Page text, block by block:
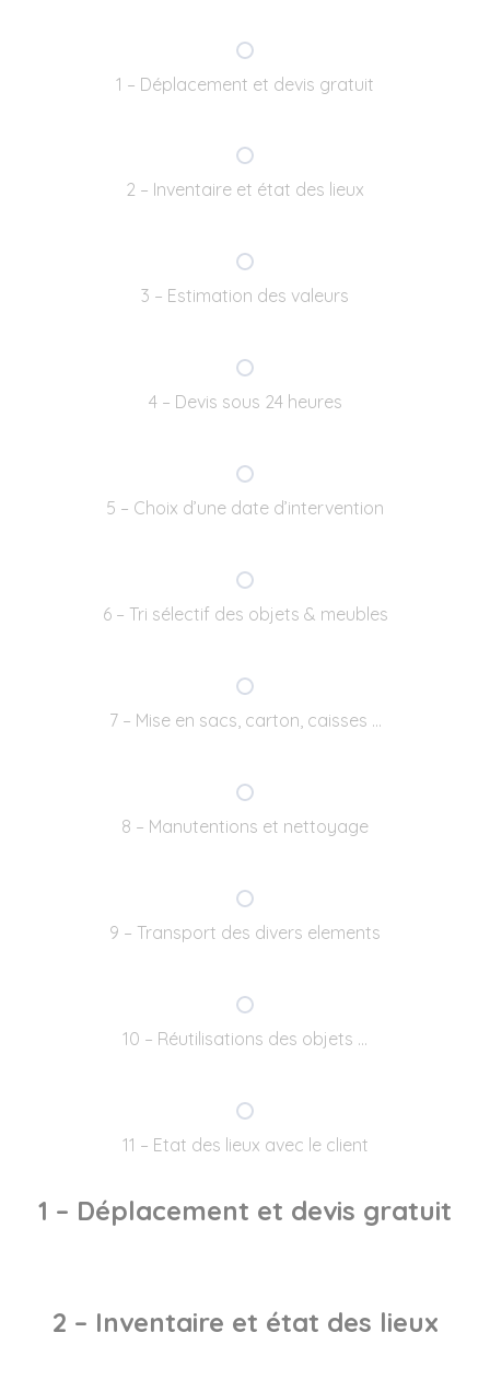
1 – Déplacement et devis gratuit
2 – Inventaire et état des lieux
3 – Estimation des valeurs
4 – Devis sous 24 heures
5 – Choix d’une date d’intervention
6 – Tri sélectif des objets & meubles
7 – Mise en sacs, carton, caisses …
8 – Manutentions et nettoyage
9 – Transport des divers elements
10 – Réutilisations des objets …
11 – Etat des lieux avec le client
1 – Déplacement et devis gratuit
2 – Inventaire et état des lieux